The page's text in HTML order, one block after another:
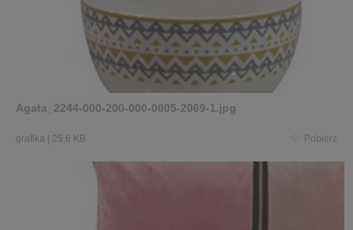
Agata_2244-000-200-000-0005-2069-1.jpg
grafika | 25,6 KB Pobierz